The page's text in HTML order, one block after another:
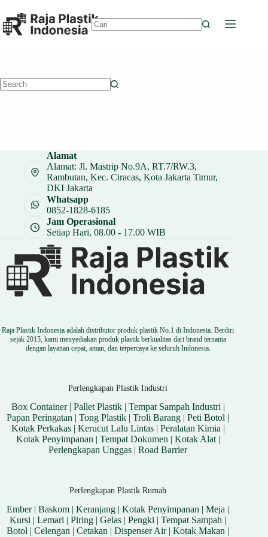
to
content
Alamat
Alamat: Jl. Mastrip No.9A, RT.7/RW.3,
Rambutan, Kec. Ciracas, Kota Jakarta Timur,
DKI Jakarta
Whatsapp
0852-1828-6185
Jam Operasional
Setiap Hari, 08.00 - 17.00 WIB
Raja Plastik Indonesia adalah distributor produk plastik No.1 di Indonesia. Berdiri
sejak 2015, kami menyediakan produk plastik berkualitas dari brand ternama
dengan layanan cepat, aman, dan terpercaya ke seluruh Indonesia.
Perlengkapan Plastik Industri
Box Container| Pallet Plastik| Tempat Sampah Industri |
Papan Peringatan |Tong Plastik |Troli Barang |Peti Botol |
Kotak Perkakas| Kerucut Lalu Lintas| Peralatan Kimia |
Kotak Penyimpanan | Tempat Dokumen | Kotak Alat|
Perlengkapan Unggas |Road Barrier
Perlengkapan Plastik Rumah
Ember|Baskom |Keranjang |Kotak Penyimpanan |Meja |
Kursi |Lemari |Piring |Gelas |Pengki |Tempat Sampah |
Botol |Celengan |Cetakan |Dispenser Air|Kotak Makan |